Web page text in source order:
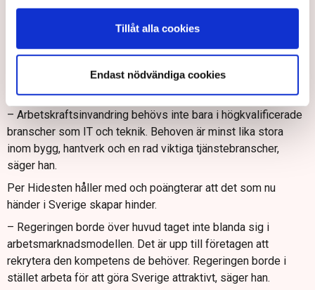
Tillåt alla cookies
Endast nödvändiga cookies
som i Danmark. Det vore bättre att i stället underlätta för de
företag som behöver anställa från tredje land, säger Amelie
Berg.
Patrick Joyce menar att regeringen borde lära sig av det
danska misstaget och inte höja lönegolvet.
– Arbetskraftsinvandring behövs inte bara i högkvalificerade
branscher som IT och teknik. Behoven är minst lika stora
inom bygg, hantverk och en rad viktiga tjänstebranscher,
säger han.
Per Hidesten håller med och poängterar att det som nu
händer i Sverige skapar hinder.
– Regeringen borde över huvud taget inte blanda sig i
arbetsmarknadsmodellen. Det är upp till företagen att
rekrytera den kompetens de behöver. Regeringen borde i
stället arbeta för att göra Sverige attraktivt, säger han.